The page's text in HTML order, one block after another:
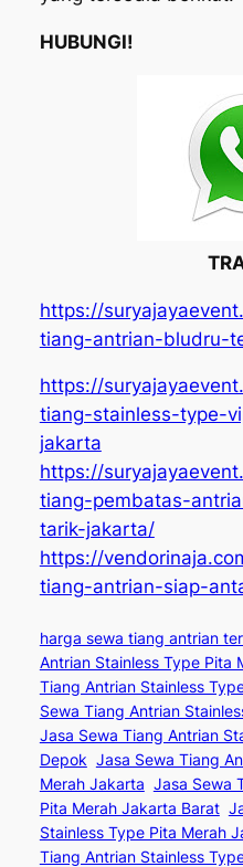
HUBUNGI!
https://
tiang-antrian-bludru-
https://
tiang-stainless-type-
jakarta
https://
tiang-pembatas-
tarik-jakarta/
https://
tiang-antrian-siap-
harga sewa tiang antrian
Antrian Stainless Type Pita
Tiang Antrian Stainless
Sewa Tiang Antrian
Jasa Sewa Tiang Antrian
Depok Jasa Sewa Tiang
Merah Jakarta Jasa Sewa
Pita Merah Jakarta Barat
Stainless Type Pita Merah
Tiang Antrian Stainless